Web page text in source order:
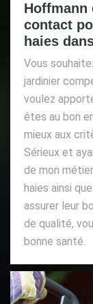
Hoffmann
contact
haies
Vous
jardinier
voulez
êtes au bon
mieux aux
Sérieux et
de mon
haies ainsi
assurer leur
de qualité,
bonne santé.